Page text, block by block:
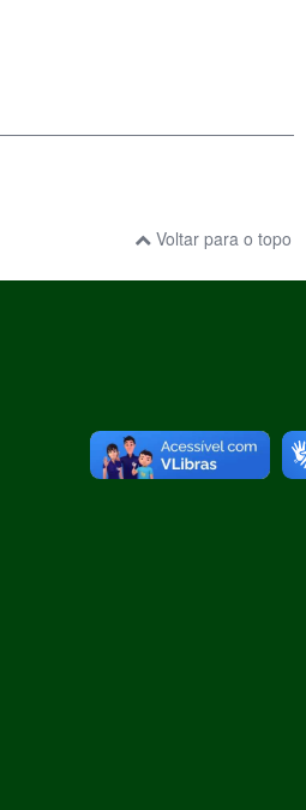
Voltar para o topo